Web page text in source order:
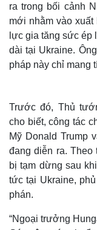
ra trong bối cảnh
mới nhằm vào xuất
lực gia tăng sức ép
dài tại Ukraine.
pháp này chỉ mang
Trước đó, Thủ
cho biết, công tác
Mỹ Donald Trump
đang diễn ra. Theo
bị tạm dừng sau
tức tại Ukraine,
phán.
“Ngoại trưởng